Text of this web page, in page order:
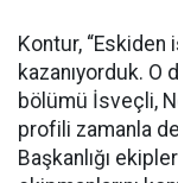
Kontur, “Eskiden
kazanıyorduk.
bölümü İsveçli,
profili zamanla
Başkanlığı